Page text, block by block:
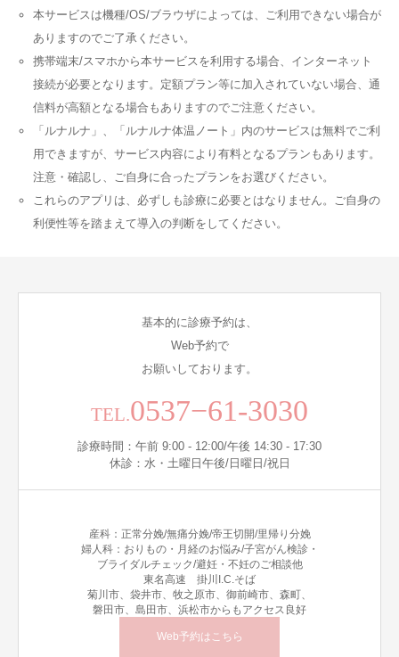
本サービスは機種/OS/ブラウザによっては、ご利用できない場合が
ありますのでご了承ください。
携帯端末/スマホから本サービスを利用する場合、インターネット
接続が必要となります。定額プラン等に加入されていない場合、通
信料が高額となる場合もありますのでご注意ください。
「ルナルナ」、「ルナルナ体温ノート」内のサービスは無料でご利
用できますが、サービス内容により有料となるプランもあります。
注意・確認し、ご自身に合ったプランをお選びください。
これらのアプリは、必ずしも診療に必要とはなりません。ご自身の
利便性等を踏まえて導入の判断をしてください。
基本的に診療予約は、
Web予約で
お願いしております。
TEL.0537−61-3030
診療時間：午前 9:00 - 12:00/午後 14:30 - 17:30
休診：水・土曜日午後/日曜日/祝日
産科：正常分娩/無痛分娩/帝王切開/里帰り分娩
婦人科：おりもの・月経のお悩み/子宮がん検診・
ブライダルチェック/避妊・不妊のご相談他
東名高速 掛川I.C.そば
菊川市、袋井市、牧之原市、御前崎市、森町、
磐田市、島田市、浜松市からもアクセス良好
Web予約はこちら